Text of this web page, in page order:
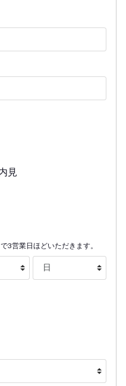
見
3営業日ほどいただきます。